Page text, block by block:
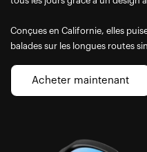
Conçues en Californie, elles
balades sur les longues routes
Acheter maintenant